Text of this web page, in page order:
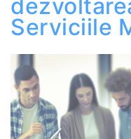
Serviciile